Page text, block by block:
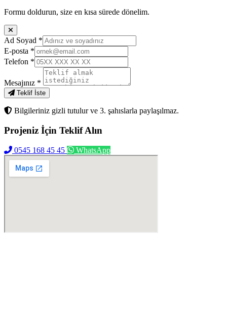
Formu doldurun, size en kısa sürede dönelim.
Ad Soyad *
E-posta *
Telefon *
Mesajınız *
Teklif İste
Bilgileriniz gizli tutulur ve 3. şahıslarla paylaşılmaz.
Projeniz İçin Teklif Alın
0545 168 45 45 WhatsApp